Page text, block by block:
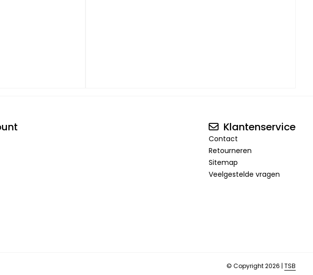
Klantenservice
Contact
Retourneren
Sitemap
Veelgestelde vragen
© Copyright 2026 | TSB